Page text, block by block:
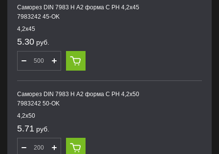
Саморез DIN 7983 H А2 форма С PH 4,2х45
7983242 45-OK
4,2х45
5.30 руб.
Саморез DIN 7983 H А2 форма С PH 4,2х50
7983242 50-OK
4,2х50
5.71 руб.